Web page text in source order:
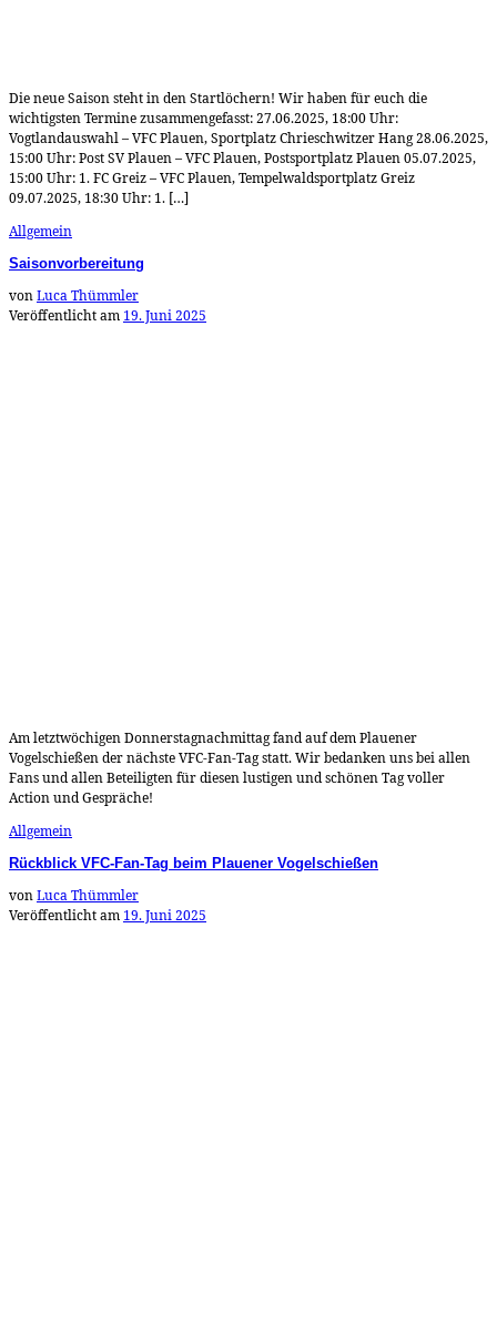
Die neue Saison steht in den Startlöchern! Wir haben für euch die
wichtigsten Termine zusammengefasst: 27.06.2025, 18:00 Uhr:
Vogtlandauswahl – VFC Plauen, Sportplatz Chrieschwitzer Hang 28.06.2025,
15:00 Uhr: Post SV Plauen – VFC Plauen, Postsportplatz Plauen 05.07.2025,
15:00 Uhr: 1. FC Greiz – VFC Plauen, Tempelwaldsportplatz Greiz
09.07.2025, 18:30 Uhr: 1. […]
Allgemein
Saisonvorbereitung
vonLuca Thümmler
Veröffentlicht am 19. Juni 2025
Am letztwöchigen Donnerstagnachmittag fand auf dem Plauener
Vogelschießen der nächste VFC-Fan-Tag statt. Wir bedanken uns bei allen
Fans und allen Beteiligten für diesen lustigen und schönen Tag voller
Action und Gespräche!
Allgemein
Rückblick VFC-Fan-Tag beim Plauener Vogelschießen
vonLuca Thümmler
Veröffentlicht am 19. Juni 2025